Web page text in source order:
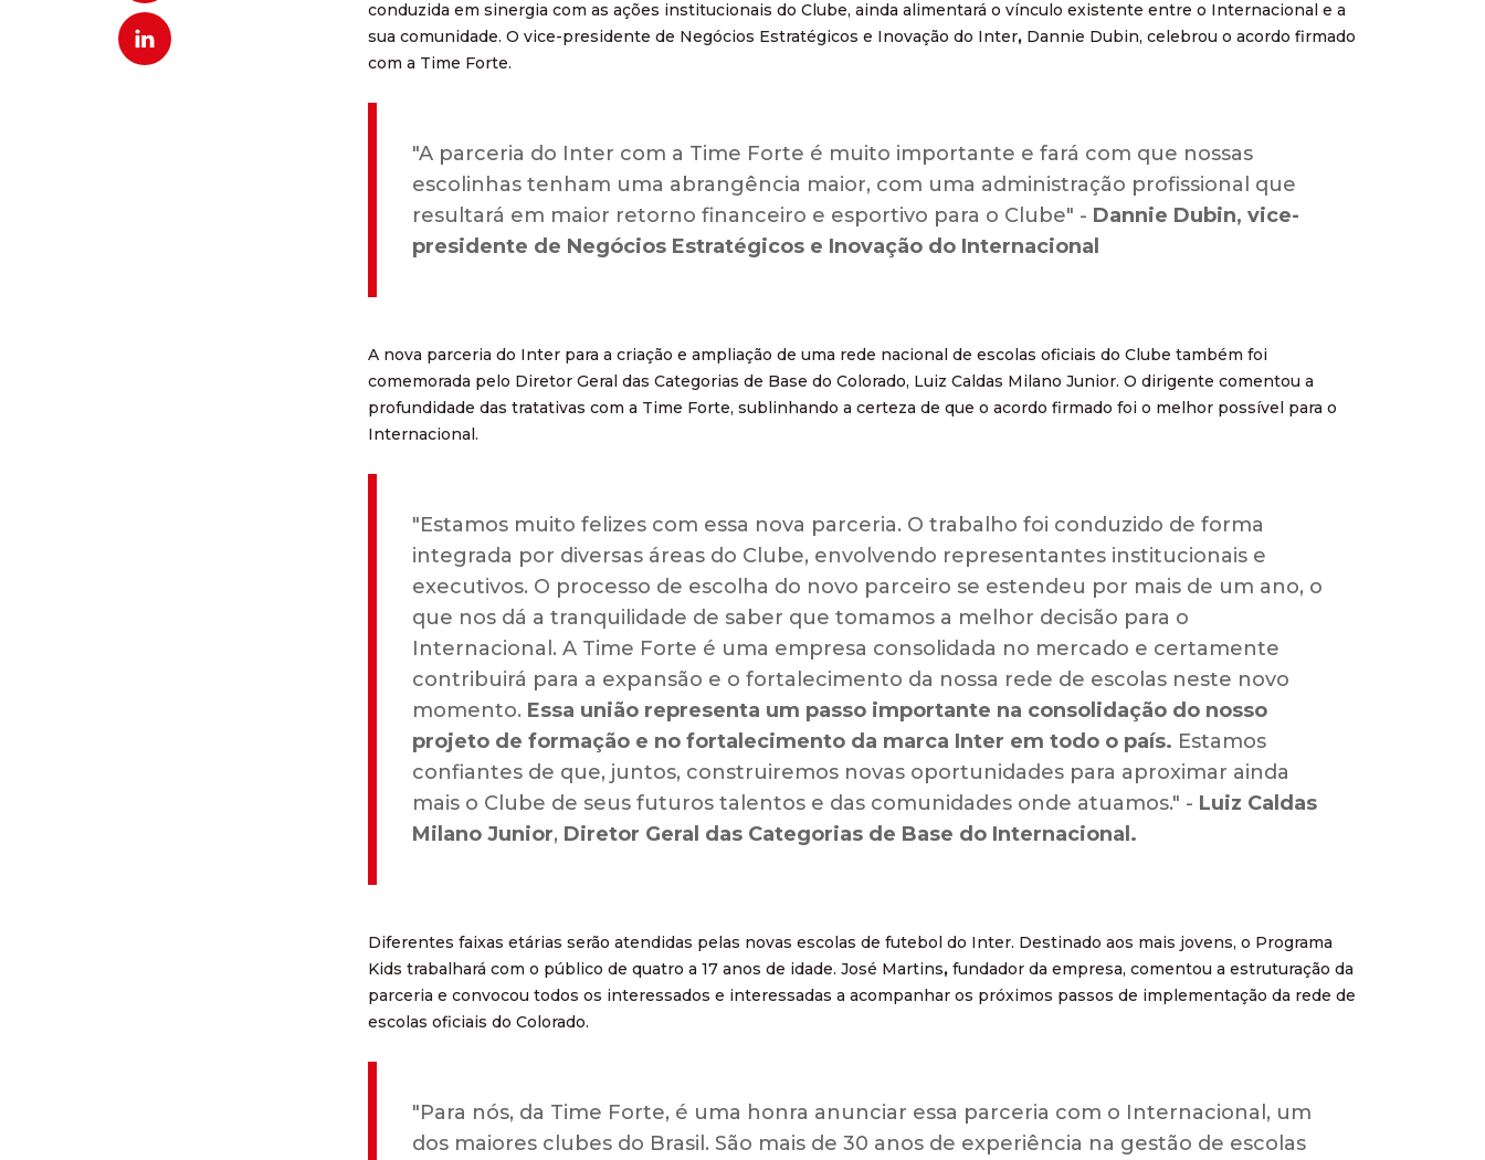
conduzida em sinergia com as ações institucionais do Clube, ainda alimentará o vínculo existente entre o Internacional e a
sua comunidade. O vice-presidente de Negócios Estratégicos e Inovação do Inter, Dannie Dubin, celebrou o acordo firmado
com a Time Forte.
"A parceria do Inter com a Time Forte é muito importante e fará com que nossas
escolinhas tenham uma abrangência maior, com uma administração profissional que
resultará em maior retorno financeiro e esportivo para o Clube" - Dannie Dubin, vice-
presidente de Negócios Estratégicos e Inovação do Internacional
A nova parceria do Inter para a criação e ampliação de uma rede nacional de escolas oficiais do Clube também foi
comemorada pelo Diretor Geral das Categorias de Base do Colorado, Luiz Caldas Milano Junior. O dirigente comentou a
profundidade das tratativas com a Time Forte, sublinhando a certeza de que o acordo firmado foi o melhor possível para o
Internacional.
"Estamos muito felizes com essa nova parceria. O trabalho foi conduzido de forma
integrada por diversas áreas do Clube, envolvendo representantes institucionais e
executivos. O processo de escolha do novo parceiro se estendeu por mais de um ano, o
que nos dá a tranquilidade de saber que tomamos a melhor decisão para o
Internacional. A Time Forte é uma empresa consolidada no mercado e certamente
contribuirá para a expansão e o fortalecimento da nossa rede de escolas neste novo
momento. Essa união representa um passo importante na consolidação do nosso
projeto de formação e no fortalecimento da marca Inter em todo o país. Estamos
confiantes de que, juntos, construiremos novas oportunidades para aproximar ainda
mais o Clube de seus futuros talentos e das comunidades onde atuamos." - Luiz Caldas
Milano Junior, Diretor Geral das Categorias de Base do Internacional.
Diferentes faixas etárias serão atendidas pelas novas escolas de futebol do Inter. Destinado aos mais jovens, o Programa
Kids trabalhará com o público de quatro a 17 anos de idade. José Martins, fundador da empresa, comentou a estruturação da
parceria e convocou todos os interessados e interessadas a acompanhar os próximos passos de implementação da rede de
escolas oficiais do Colorado.
"Para nós, da Time Forte, é uma honra anunciar essa parceria com o Internacional, um
dos maiores clubes do Brasil. São mais de 30 anos de experiência na gestão de escolas